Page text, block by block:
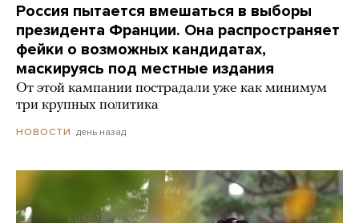
Россия пытается вмешаться в выборы
президента Франции. Она распространяет
фейки о возможных кандидатах,
маскируясь под местные издания
От этой кампании пострадали уже как минимум
три крупных политика
НОВОСТИ день назад